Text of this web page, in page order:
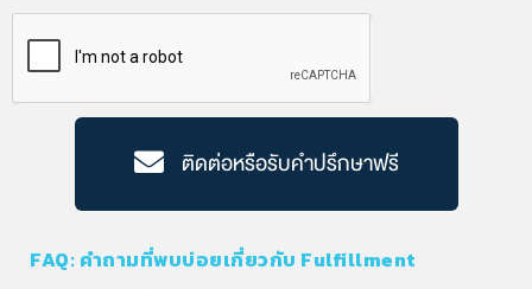
ติดต่อหรือรับคำปรึกษาฟรี
FAQ: คำถามที่พบบ่อยเกี่ยวกับ Fulfillment